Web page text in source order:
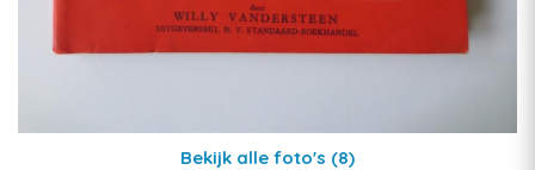
Bekijk alle foto's (8)